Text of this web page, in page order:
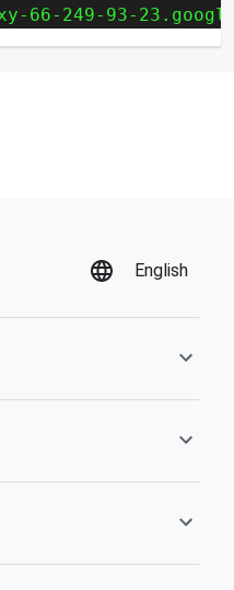
66-249-93-
English